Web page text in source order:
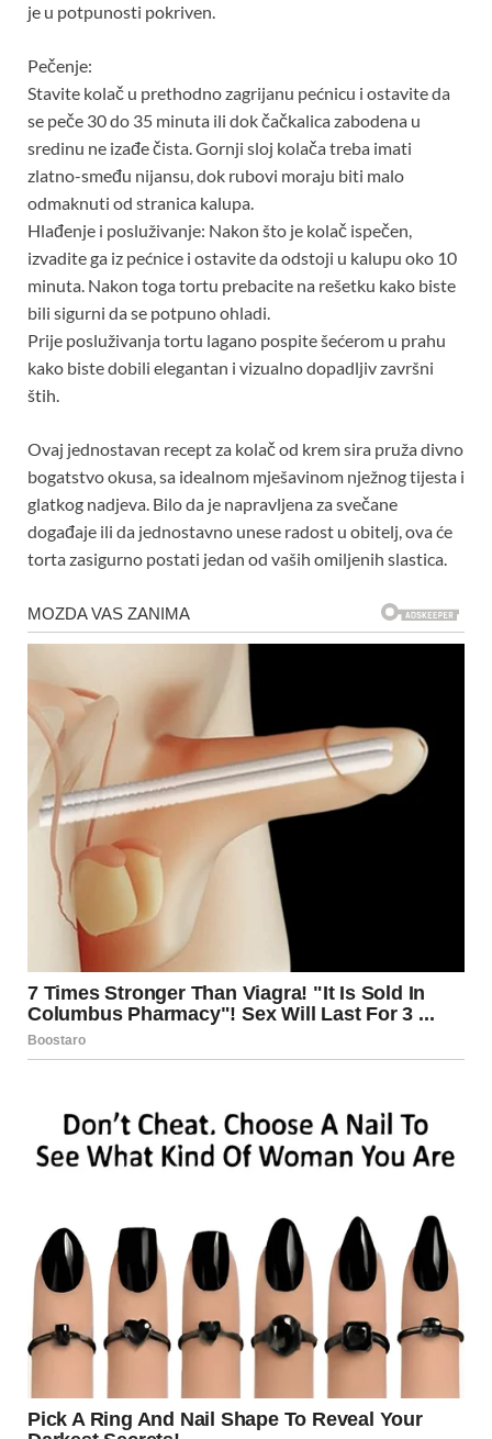
je u potpunosti pokriven.
Pečenje:
Stavite kolač u prethodno zagrijanu pećnicu i ostavite da
se peče 30 do 35 minuta ili dok čačkalica zabodena u
sredinu ne izađe čista. Gornji sloj kolača treba imati
zlatno-smeđu nijansu, dok rubovi moraju biti malo
odmaknuti od stranica kalupa.
Hlađenje i posluživanje: Nakon što je kolač ispečen,
izvadite ga iz pećnice i ostavite da odstoji u kalupu oko 10
minuta. Nakon toga tortu prebacite na rešetku kako biste
bili sigurni da se potpuno ohladi.
Prije posluživanja tortu lagano pospite šećerom u prahu
kako biste dobili elegantan i vizualno dopadljiv završni
štih.
Ovaj jednostavan recept za kolač od krem ​​sira pruža divno
bogatstvo okusa, sa idealnom mješavinom nježnog tijesta i
glatkog nadjeva. Bilo da je napravljena za svečane
događaje ili da jednostavno unese radost u obitelj, ova će
torta zasigurno postati jedan od vaših omiljenih slastica.